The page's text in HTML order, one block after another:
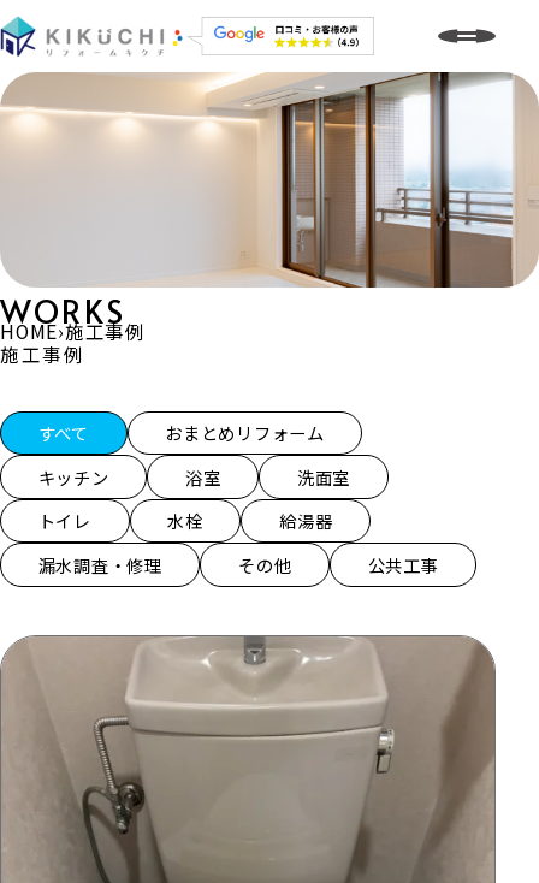
WORKS
施工事例
HOME›施工事例
施工事例一覧
すべて
おまとめリフォーム
キッチン
浴室
洗面室
トイレ
水栓
給湯器
漏水調査・修理
その他 公共工事